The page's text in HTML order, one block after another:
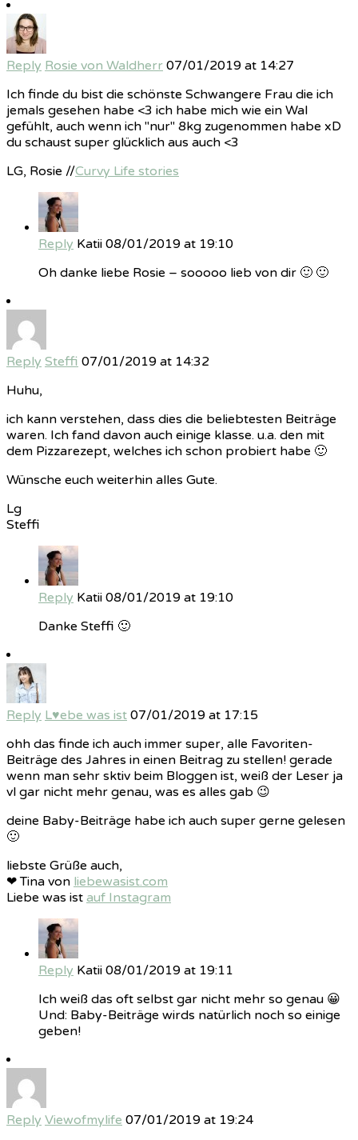
Reply Rosie von Waldherr 07/01/2019 at 14:27
Ich finde du bist die schönste Schwangere Frau die ich
jemals gesehen habe <3 ich habe mich wie ein Wal
gefühlt, auch wenn ich "nur" 8kg zugenommen habe xD
du schaust super glücklich aus auch <3
LG, Rosie //Curvy Life stories
Reply Katii 08/01/2019 at 19:10
Oh danke liebe Rosie – sooooo lieb von dir 🙂 🙂
Reply Steffi 07/01/2019 at 14:32
Huhu,
ich kann verstehen, dass dies die beliebtesten Beiträge
waren. Ich fand davon auch einige klasse. u.a. den mit
dem Pizzarezept, welches ich schon probiert habe 🙂
Wünsche euch weiterhin alles Gute.
Lg
Steffi
Reply Katii 08/01/2019 at 19:10
Danke Steffi 🙂
Reply L♥ebe was ist 07/01/2019 at 17:15
ohh das finde ich auch immer super, alle Favoriten-
Beiträge des Jahres in einen Beitrag zu stellen! gerade
wenn man sehr sktiv beim Bloggen ist, weiß der Leser ja
vl gar nicht mehr genau, was es alles gab 😉
deine Baby-Beiträge habe ich auch super gerne gelesen
🙂
liebste Grüße auch,
❤ Tina von liebewasist.com
Liebe was ist auf Instagram
Reply Katii 08/01/2019 at 19:11
Ich weiß das oft selbst gar nicht mehr so genau 😀
Und: Baby-Beiträge wirds natürlich noch so einige
geben!
Reply Viewofmylife 07/01/2019 at 19:24